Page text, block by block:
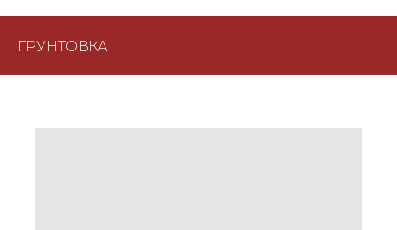
ГРУНТОВКА